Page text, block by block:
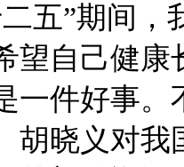
五”期间
望自己健
一件好事
胡晓义对